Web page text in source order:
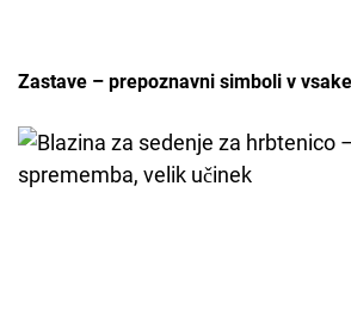
Zastave – prepoznavni simboli v